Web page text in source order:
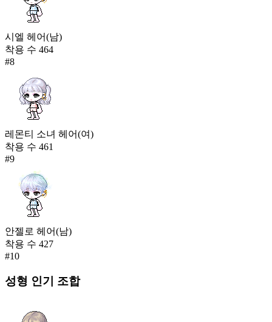
시엘 헤어(남)
착용 수 464
#8
레몬티 소녀 헤어(여)
착용 수 461
#9
안젤로 헤어(남)
착용 수 427
#10
성형 인기 조합